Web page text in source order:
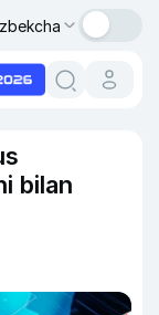
bilan